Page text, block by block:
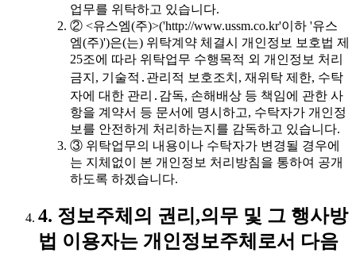
업무를 위탁하고 있습니다.
② <유스엠(주)>('http://www.ussm.co.kr'이하 '유스
엠(주)')은(는) 위탁계약 체결시 개인정보 보호법 제
25조에 따라 위탁업무 수행목적 외 개인정보 처리
금지, 기술적․관리적 보호조치, 재위탁 제한, 수탁
자에 대한 관리․감독, 손해배상 등 책임에 관한 사
항을 계약서 등 문서에 명시하고, 수탁자가 개인정
보를 안전하게 처리하는지를 감독하고 있습니다.
③ 위탁업무의 내용이나 수탁자가 변경될 경우에
는 지체없이 본 개인정보 처리방침을 통하여 공개
하도록 하겠습니다.
4. 정보주체의 권리,의무 및 그 행사방
법 이용자는 개인정보주체로서 다음